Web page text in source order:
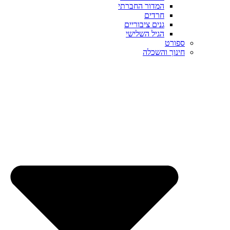
המדור החברתי
חרדים
גנים ציבוריים
הגיל השלישי
ספורט
חינוך והשכלה